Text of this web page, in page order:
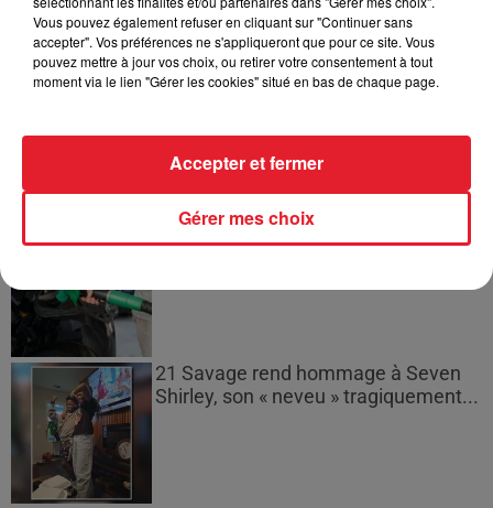
Bouches-du-Rhône : les ossements
Les prix des carburants explosent :
gazole et SP95-E10 au-dessus de...
21 Savage rend hommage à Seven
Shirley, son « neveu » tragiquement...
Vous pouvez également refuser en cliquant sur "Continuer sans
accepter". Vos préférences ne s'appliqueront que pour ce site. Vous
pouvez mettre à jour vos choix, ou retirer votre consentement à tout
moment via le lien "Gérer les cookies" situé en bas de chaque page.
Gérer mes choix
Accepter et fermer